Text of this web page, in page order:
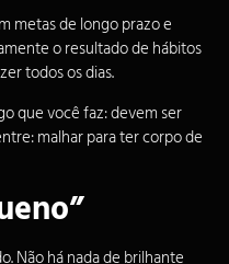
metas de longo prazo e
o resultado de hábitos
todos os dias.
que você faz: devem ser
malhar para ter corpo de
Não há nada de brilhante